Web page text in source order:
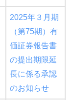
2025年３月期
（第75期）有
価証券報告書
の提出期限延
長に係る承認
のお知らせ